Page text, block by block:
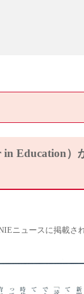
Education
ニュースに掲載さ